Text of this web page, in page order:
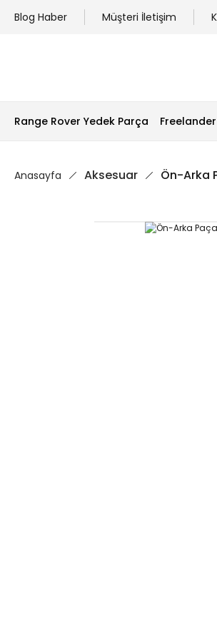
Blog Haber Müşteri İletişim
Range Rover Yedek Parça
Anasayfa Aksesuar Ön-Arka